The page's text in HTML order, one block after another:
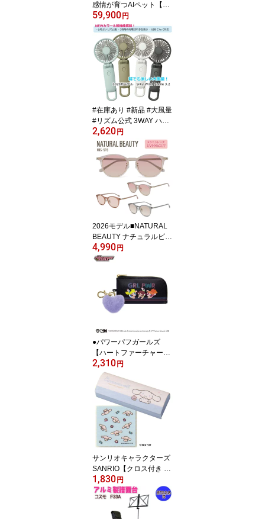
感情が育つAIペット【Mo
flin モフリン】コミュニ
ケーションロボット バー
チャルペット 充電式 個
性がある なつく 鳴き声
動く ふわふわ 癒し ぬい
ぐるみ シルバー PE-M10
SR/ゴールド PE-M10GD
NMG 【後払不可 キャン
セル不可】【楽ギフ_包
装選択】
59,900 円
#在庫あり #新品 #大風量
#リズム公式 3WAY ハン
ズフリー カラビナ付 US
B充電式携帯型ファン
【シルキーウィンドモバ
イル3.2】扇風機 ハンデ
ィファン モバイルファン
ポータブルファン ミニ扇
風機 卓上両用 9ZF040R
H04/9ZF040RH05/9ZF0
40RH08/9ZF040RH82
【ラッピング不可】
2,620 円
2026モデル■NATURAL
BEAUTY ナチュラルビュ
ーティー【メラニンレン
ズ サングラス】スクエア
ズ クリア セルフレーム
レディース レジャー デ
イリー レンド 紫外線対
策 ケース付 全3色 NBS-5
5-3【楽ギフ_包装選択】
オプチ
4,990 円
●パワーパフガールズ
【ハートファーチャーム
付 パスケース付き キー
ケース】伸びるリール付
キーリング 定期入れ IC
カードケース アニメ キ
ャラクター キッズ 子供
学生 鍵ケース 通学 入学
かわいい ブラック CR-1
37345【楽ギフ_包装選
択】クラックス
2,310 円
サンリオキャラクターズ
SANRIO【クロス付き メ
ガネケース】眼鏡ケース
ハードケース メガネ拭き
マグネット式 かわいい
おしゃれ キッズ レディ
1,830 円